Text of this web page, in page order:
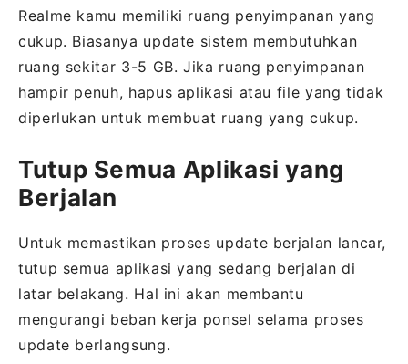
Realme kamu memiliki ruang penyimpanan yang
cukup. Biasanya update sistem membutuhkan
ruang sekitar 3-5 GB. Jika ruang penyimpanan
hampir penuh, hapus aplikasi atau file yang tidak
diperlukan untuk membuat ruang yang cukup.
Tutup Semua Aplikasi yang
Berjalan
Untuk memastikan proses update berjalan lancar,
tutup semua aplikasi yang sedang berjalan di
latar belakang. Hal ini akan membantu
mengurangi beban kerja ponsel selama proses
update berlangsung.